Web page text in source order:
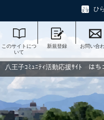
ひ
このサイトにつ
いて
新規登録 お問い合
八王子ｺﾐｭﾆﾃｨ活動応援ｻｲﾄ はち